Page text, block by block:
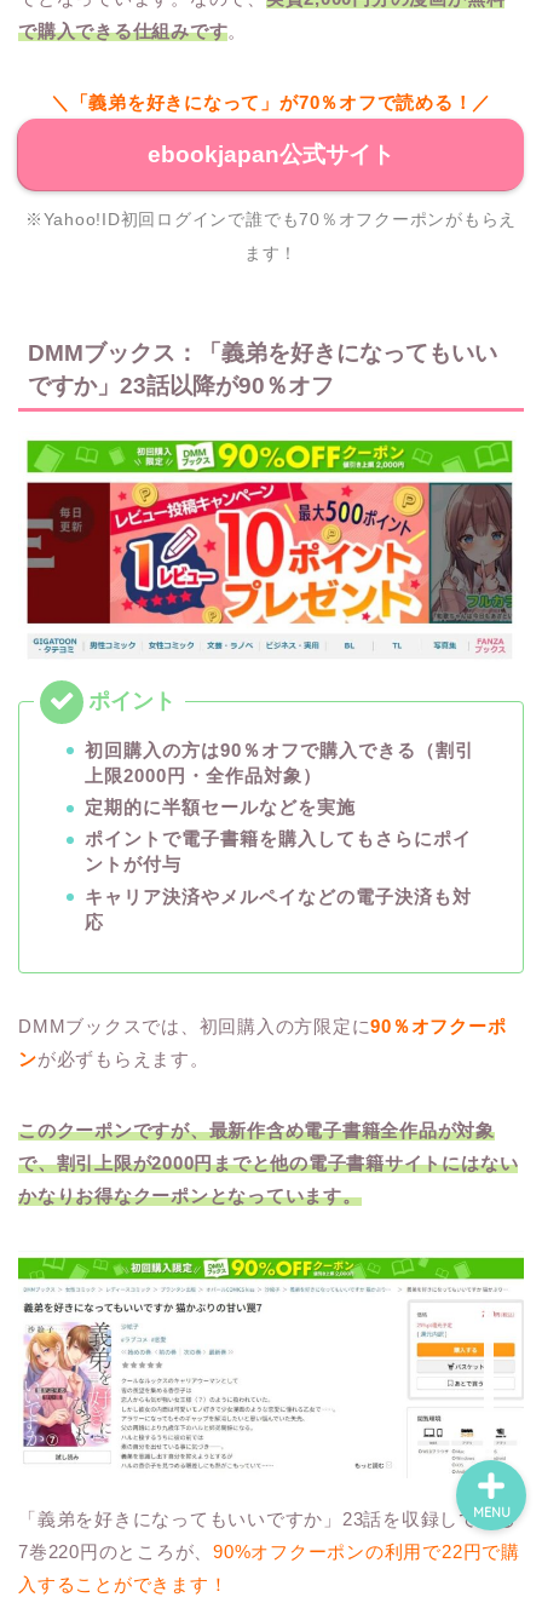
で購入できる仕組みです。
＼「義弟を好きになって」が70％オフで読める！／
ebookjapan公式サイト
※Yahoo!ID初回ログインで誰でも70％オフクーポンがもらえ
ます！
DMMブックス：「義弟を好きになってもいい
ですか」23話以降が90％オフ
初回購入の方は90％オフで購入できる（割引
上限2000円・全作品対象）
定期的に半額セールなどを実施
ポイントで電子書籍を購入してもさらにポイ
ントが付与
キャリア決済やメルペイなどの電子決済も対
応
DMMブックスでは、初回購入の方限定に90％オフクーポ
ンが必ずもらえます。
このクーポンですが、最新作含め電子書籍全作品が対象
で、割引上限が2000円までと他の電子書籍サイトにはない
かなりお得なクーポンとなっています。
「義弟を好きになってもいいですか」23話を収録している
7巻220円のところが、90%オフクーポンの利用で22円で購
入することができます！
MENU
ホーム
無料で読める漫画・小説
漫画・小説新刊情報